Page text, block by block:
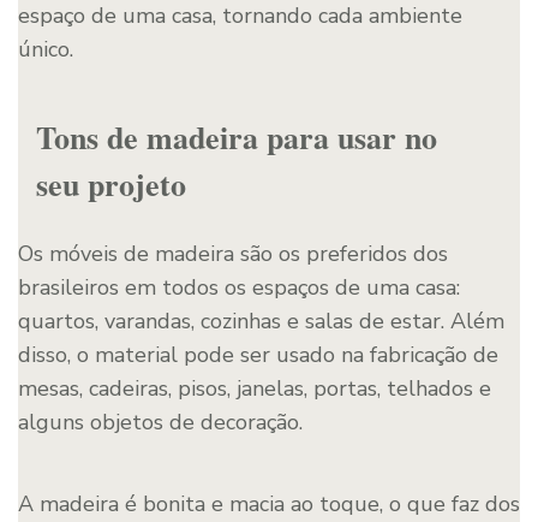
espaço de uma casa, tornando cada ambiente
único.
Tons de madeira para usar no
seu projeto
Os móveis de madeira são os preferidos dos
brasileiros em todos os espaços de uma casa:
quartos, varandas, cozinhas e salas de estar. Além
disso, o material pode ser usado na fabricação de
mesas, cadeiras, pisos, janelas, portas, telhados e
alguns objetos de decoração.
A madeira é bonita e macia ao toque, o que faz dos